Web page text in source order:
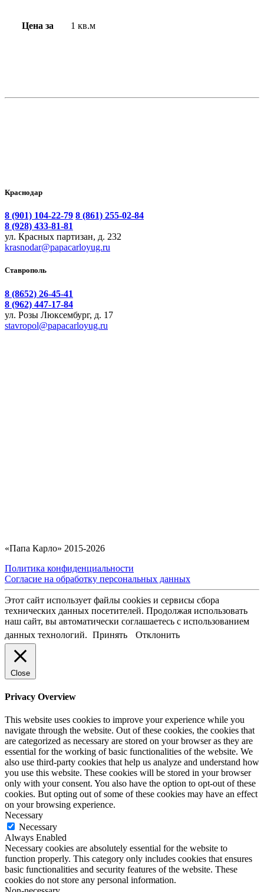
Цена за 1 кв.м
Краснодар
8 (901) 104-22-79 8 (861) 255-02-84
8 (928) 433-81-81
ул. Красных партизан, д. 232
krasnodar@papacarloyug.ru
Ставрополь
8 (8652) 26-45-41
8 (962) 447-17-84
ул. Розы Люксембург, д. 17
stavropol@papacarloyug.ru
«Папа Карло» 2015-2026
Политика конфиденциальности
Согласие на обработку персональных данных
Этот сайт использует файлы cookies и сервисы сбора
технических данных посетителей. Продолжая использовать
наш сайт, вы автоматически соглашаетесь с использованием
данных технологий. Принять Отклонить
Close
Privacy Overview
This website uses cookies to improve your experience while you
navigate through the website. Out of these cookies, the cookies that
are categorized as necessary are stored on your browser as they are
essential for the working of basic functionalities of the website. We
also use third-party cookies that help us analyze and understand how
you use this website. These cookies will be stored in your browser
only with your consent. You also have the option to opt-out of these
cookies. But opting out of some of these cookies may have an effect
on your browsing experience.
Necessary
Necessary
Always Enabled
Necessary cookies are absolutely essential for the website to
function properly. This category only includes cookies that ensures
basic functionalities and security features of the website. These
cookies do not store any personal information.